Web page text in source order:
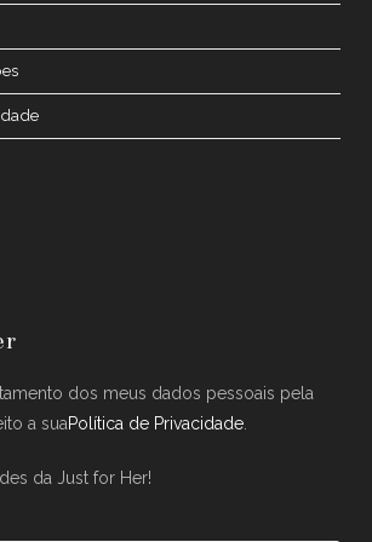
dos meus dados pessoais pela
a suaPolítica de Privacidade
da Just for Her!